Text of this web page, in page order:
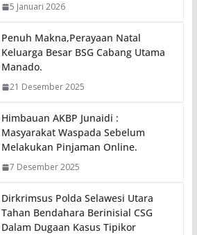
5 Januari 2026
Penuh Makna,Perayaan Natal
Keluarga Besar BSG Cabang Utama
Manado.
21 Desember 2025
Himbauan AKBP Junaidi :
Masyarakat Waspada Sebelum
Melakukan Pinjaman Online.
7 Desember 2025
Dirkrimsus Polda Selawesi Utara
Tahan Bendahara Berinisial CSG
Dalam Dugaan Kasus Tipikor